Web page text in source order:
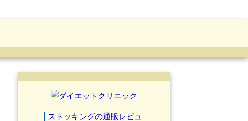
ストッキングの通販レビュ